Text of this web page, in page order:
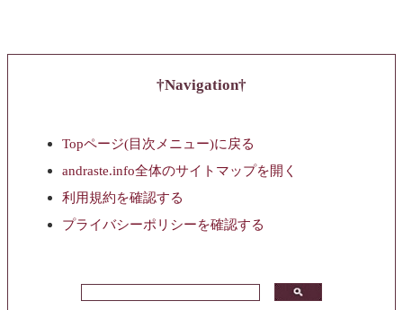
Navigation
Topページ(目次メニュー)に戻る
andraste.info全体のサイトマップを開く
利用規約を確認する
プライバシーポリシーを確認する